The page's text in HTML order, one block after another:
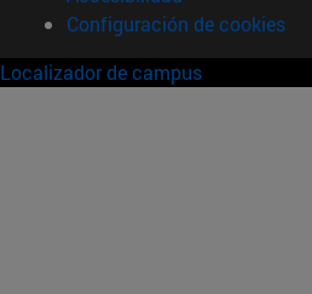
Configuración de cookies
Localizador de campus